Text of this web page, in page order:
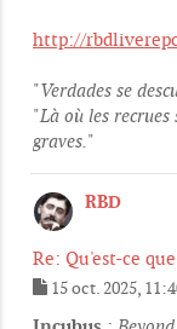
http://
"Verdades se
"Là où les
graves."
RBD
Re: Qu'est-ce
e
15 oct. 2025,